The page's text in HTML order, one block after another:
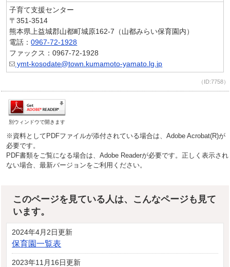
子育て支援センター
〒351-3514
熊本県上益城郡山都町城原162‐7（山都みらい保育園内）
電話：0967-72-1928
ファックス：0967-72-1928
ymt-kosodate@town.kumamoto-yamato.lg.jp
（ID:7758）
別ウィンドウで開きます
※資料としてPDFファイルが添付されている場合は、Adobe Acrobat(R)が
必要です。
PDF書類をご覧になる場合は、Adobe Readerが必要です。正しく表示され
ない場合、最新バージョンをご利用ください。
このページを見ている人は、こんなページも見て
います。
2024年4月2日更新
保育園一覧表
2023年11月16日更新